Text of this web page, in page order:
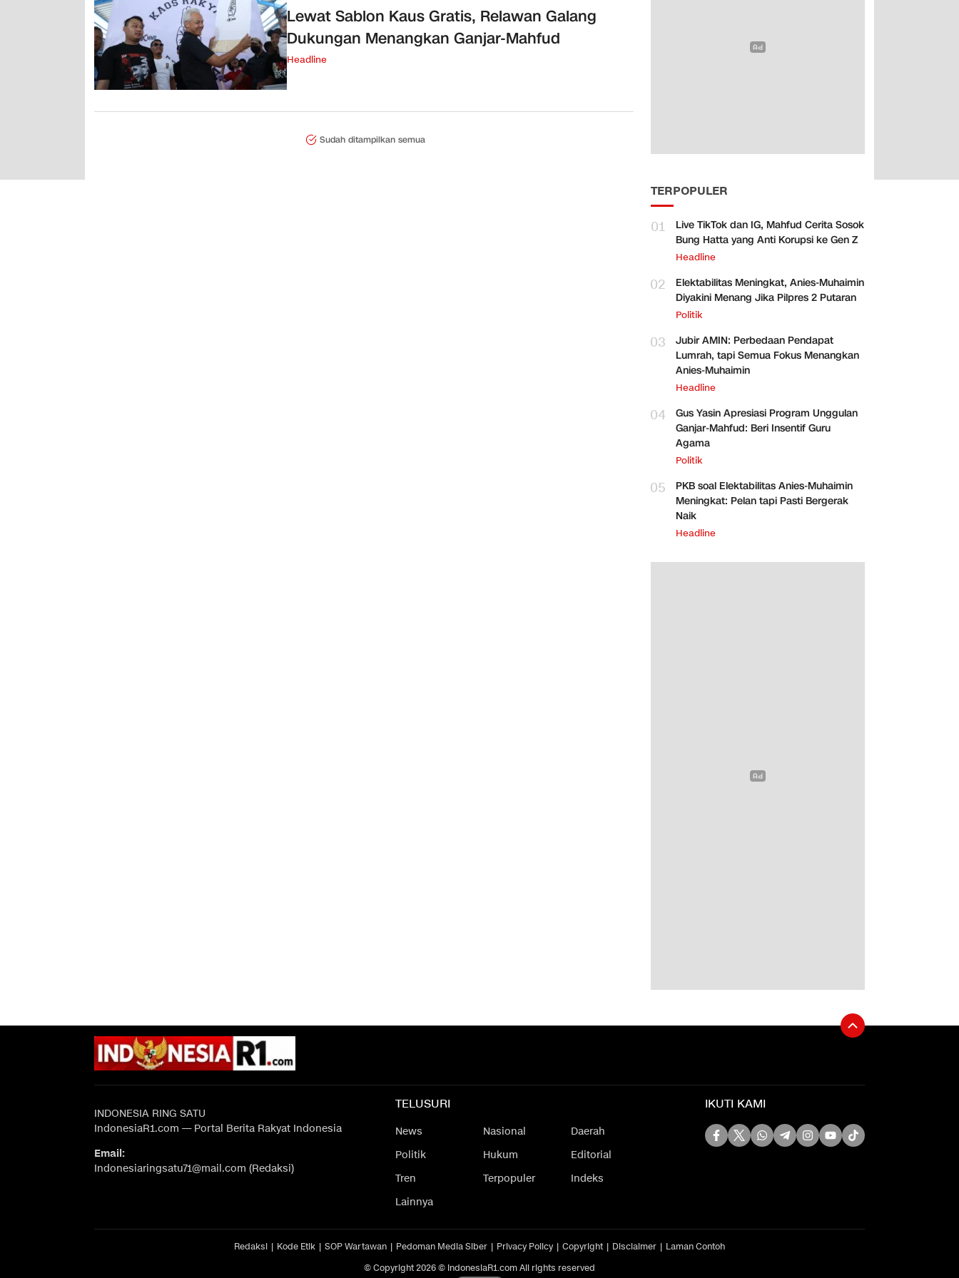
Lewat Sablon Kaus Gratis, Relawan Galang
Dukungan Menangkan Ganjar-Mahfud
Headline
Sudah ditampilkan semua
TERPOPULER
01
Live TikTok dan IG, Mahfud Cerita Sosok
Bung Hatta yang Anti Korupsi ke Gen Z
Headline
02
Elektabilitas Meningkat, Anies-Muhaimin
Diyakini Menang Jika Pilpres 2 Putaran
Politik
03
Jubir AMIN: Perbedaan Pendapat
Lumrah, tapi Semua Fokus Menangkan
Anies-Muhaimin
Headline
04
Gus Yasin Apresiasi Program Unggulan
Ganjar-Mahfud: Beri Insentif Guru
Agama
Politik
05
PKB soal Elektabilitas Anies-Muhaimin
Meningkat: Pelan tapi Pasti Bergerak
Naik
Headline
INDONESIA RING SATU
IndonesiaR1.com — Portal Berita Rakyat Indonesia
Email:
Indonesiaringsatu71@mail.com (Redaksi)
TELUSURI
News Nasional
Daerah
Politik
Hukum
Editorial
Tren
Terpopuler
Indeks
Lainnya
IKUTI KAMI
Redaksi Kode Etik SOP Wartawan Pedoman Media Siber Privacy Policy Copyright Disclaimer
Laman Contoh
© Copyright 2026 © IndonesiaR1.com All rights reserved